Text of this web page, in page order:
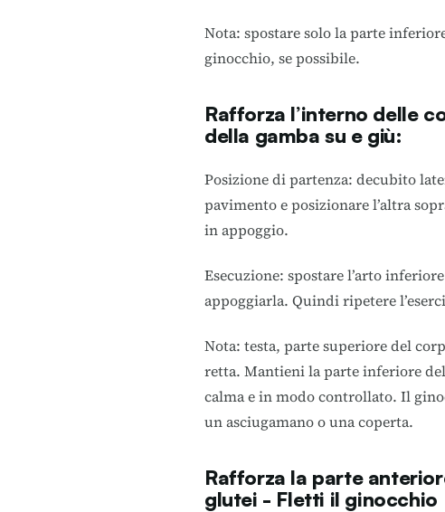
Nota: spostare solo la parte
ginocchio, se possibile.
Rafforza l’interno delle
della gamba su e giù:
Posizione di partenza: decubito
pavimento e posizionare l’altra
in appoggio.
Esecuzione: spostare l’arto
appoggiarla. Quindi ripetere
Nota: testa, parte superiore del
retta. Mantieni la parte inferiore
calma e in modo controllato. Il
un asciugamano o una coperta.
Rafforza la parte
glutei - Fletti il ginocchio